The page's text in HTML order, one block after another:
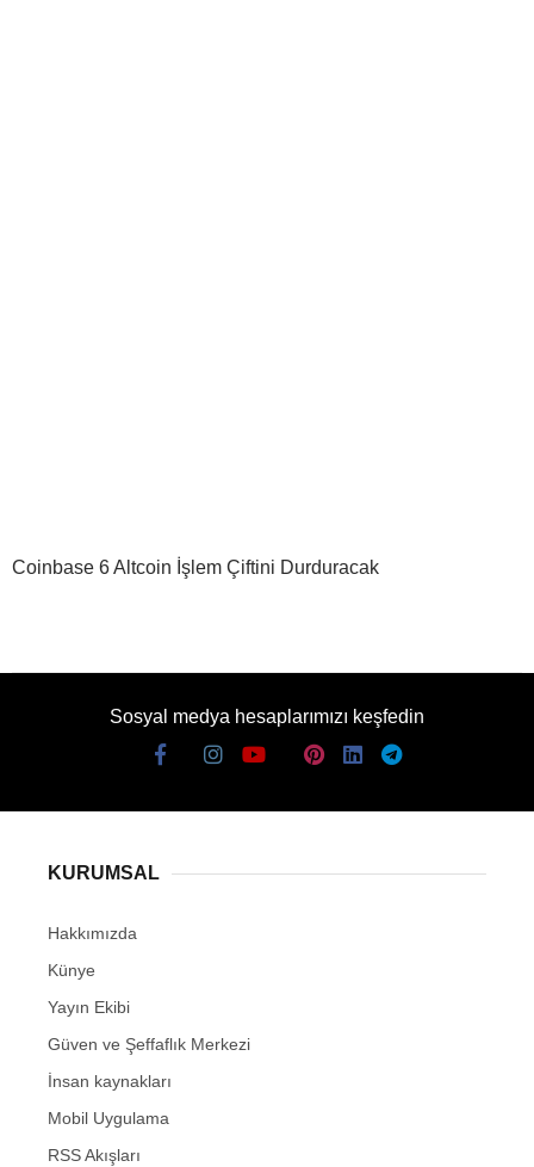
Coinbase 6 Altcoin İşlem Çiftini Durduracak
Sosyal medya hesaplarımızı keşfedin
KURUMSAL
Hakkımızda
Künye
Yayın Ekibi
Güven ve Şeffaflık Merkezi
İnsan kaynakları
Mobil Uygulama
RSS Akışları